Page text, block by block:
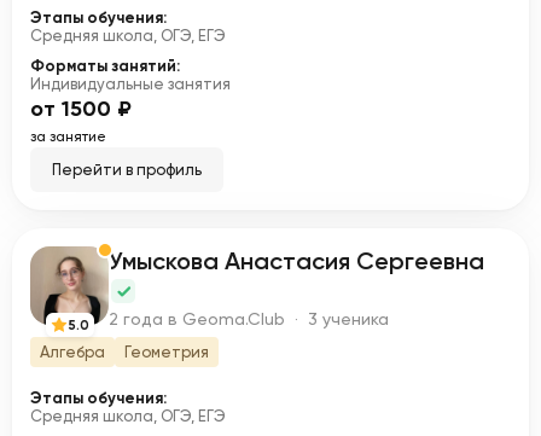
Этапы обучения:
Средняя школа, ОГЭ, ЕГЭ
Форматы занятий:
Индивидуальные занятия
от 1500 ₽
за занятие
Перейти в профиль
У
5.0
Умыскова Анастасия Сергеевна
2 года в Geoma.Club · 3 ученика
Алгебра Геометрия
Этапы обучения:
Средняя школа, ОГЭ, ЕГЭ